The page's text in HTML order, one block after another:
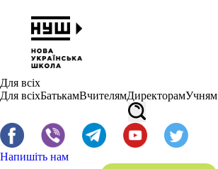
Для всіх
Для всіхБатькамВчителямДиректорамУчням
Напишіть нам